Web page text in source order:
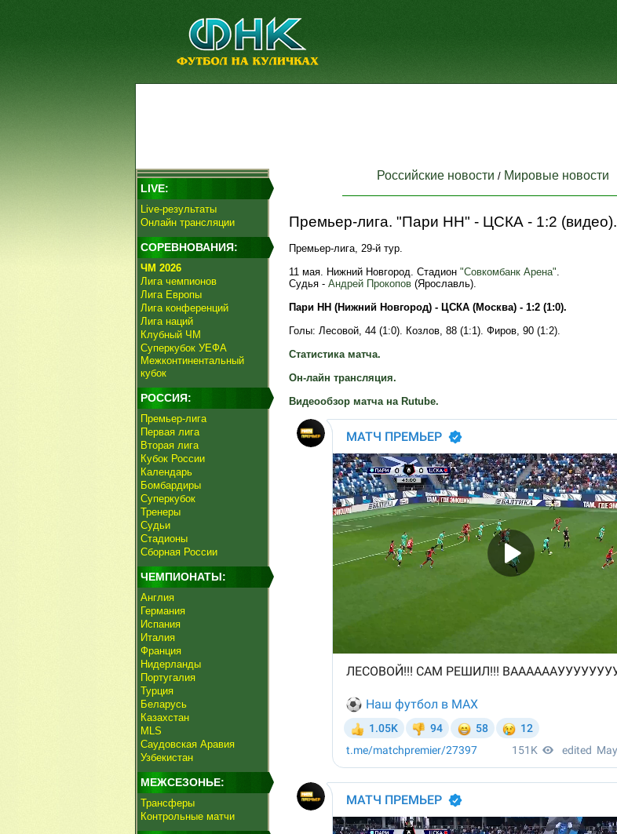
LIVE:
Live-результаты
Онлайн трансляции
СОРЕВНОВАНИЯ:
ЧМ 2026
Лига чемпионов
Лига Европы
Лига конференций
Лига наций
Клубный ЧМ
Суперкубок УЕФА
Межконтинентальный
кубок
РОССИЯ:
Премьер-лига
Первая лига
Вторая лига
Кубок России
Календарь
Бомбардиры
Суперкубок
Тренеры
Судьи
Стадионы
Сборная России
ЧЕМПИОНАТЫ:
Англия
Германия
Испания
Италия
Франция
Нидерланды
Португалия
Турция
Беларусь
Казахстан
MLS
Саудовская Аравия
Узбекистан
МЕЖСЕЗОНЬЕ:
Трансферы
Контрольные матчи
Российские новости / Мировые новости
Премьер-лига. "Пари НН" - ЦСКА - 1:2 (видео).
Премьер-лига, 29-й тур.
11 мая. Нижний Новгород. Стадион "Совкомбанк Арена".
Судья - Андрей Прокопов (Ярославль).
Пари НН (Нижний Новгород) - ЦСКА (Москва) - 1:2 (1:0).
Голы: Лесовой, 44 (1:0). Козлов, 88 (1:1). Фиров, 90 (1:2).
Статистика матча.
Он-лайн трансляция.
Видеообзор матча на Rutube.